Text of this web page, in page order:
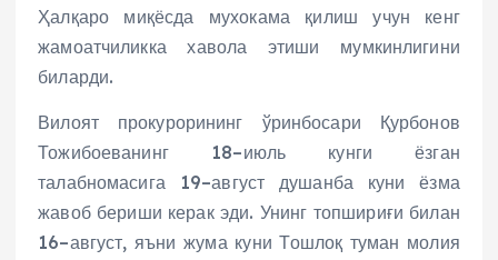
Ҳалқаро миқёсда мухокама қилиш учун кенг
жамоатчиликка хавола этиши мумкинлигини
биларди.
Вилоят прокурорининг ўринбосари Қурбонов
Тожибоеванинг 18–июль кунги ёзган
талабномасига 19–август душанба куни ёзма
жавоб бериши керак эди. Унинг топшириғи билан
16–август, яъни жума куни Тошлоқ туман молия